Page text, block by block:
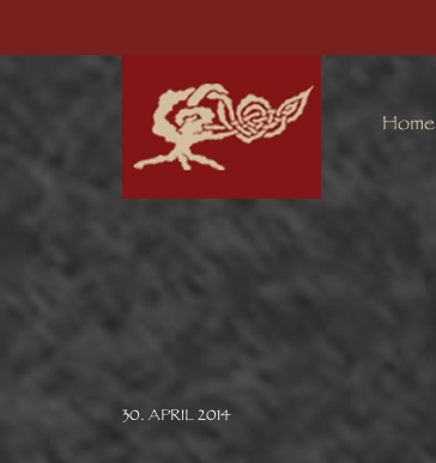
Home
30. APRIL 2014